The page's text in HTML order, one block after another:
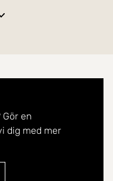
är 82 kvm och
med
en
dig med mer